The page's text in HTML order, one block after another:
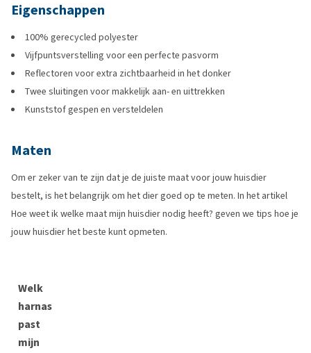
Eigenschappen
100% gerecycled polyester
Vijfpuntsverstelling voor een perfecte pasvorm
Reflectoren voor extra zichtbaarheid in het donker
Twee sluitingen voor makkelijk aan- en uittrekken
Kunststof gespen en versteldelen
Maten
Om er zeker van te zijn dat je de juiste maat voor jouw huisdier
bestelt, is het belangrijk om het dier goed op te meten. In het artikel
Hoe weet ik welke maat mijn huisdier nodig heeft? geven we tips hoe je
jouw huisdier het beste kunt opmeten.
Welk
harnas
past
mijn